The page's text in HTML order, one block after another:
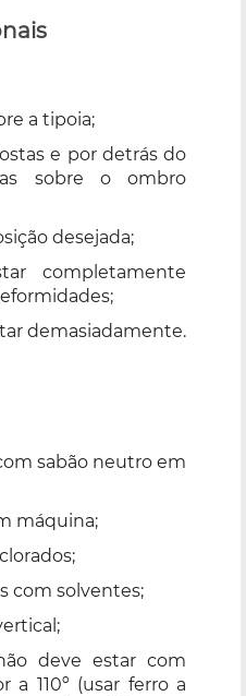
a tipoia;
e por detrás do
as sobre o ombro
desejada;
completamente
demasiadamente.
sabão neutro em
máquina;
com solventes;
deve estar com
a 110º (usar ferro a